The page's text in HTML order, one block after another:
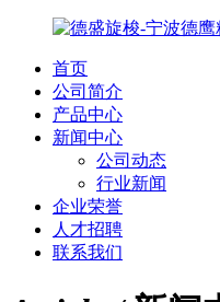
首页
公司简介
产品中心
新闻中心
公司动态
行业新闻
企业荣誉
人才招聘
联系我们